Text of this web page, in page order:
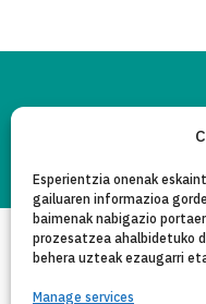
Esperientzia onenak
gailuaren informazioa
baimenak nabigazio
prozesatzea ahalbidetuko
behera uzteak ezaugarri
Manage services